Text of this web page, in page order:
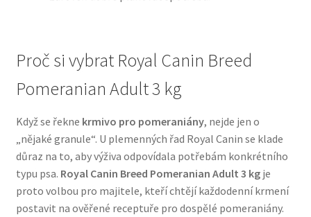
Pamlsky pro psy
Pelíšky pro psy
Ortopedické pelíšky
Přepravky pro psy
Purizon pro psy — Vysoký obsah masa, bez obilovin
Proč si vybrat Royal Canin Breed
Pomeranian Adult 3 kg
Když se řekne krmivo pro pomeraniány, nejde jen o
„nějaké granule“. U plemenných řad Royal Canin se klade
důraz na to, aby výživa odpovídala potřebám konkrétního
typu psa. Royal Canin Breed Pomeranian Adult 3 kgje
proto volbou pro majitele, kteří chtějí každodenní krmení
postavit na ověřené receptuře pro dospělé pomeraniány.